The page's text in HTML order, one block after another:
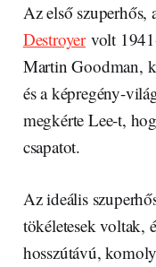
Az első szuperhős,
Destroyervolt 1941-
Martin Goodman,
és a képregény-
megkérte Lee-t,
csapatot.
Az ideális
tökéletesek voltak,
hosszútávú,